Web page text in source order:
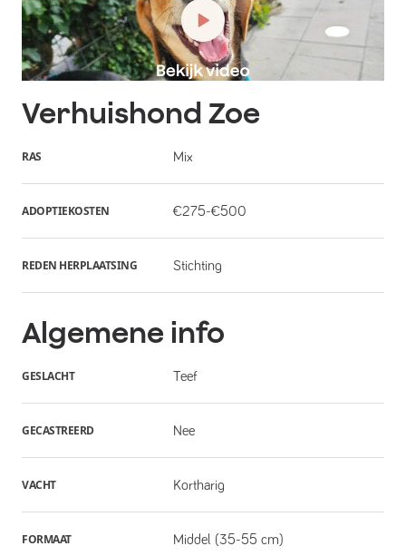
Verhuishond Zoe
RAS Mix
ADOPTIEKOSTEN €275-€500
REDEN HERPLAATSING Stichting
Algemene info
GESLACHT Teef
GECASTREERD Nee
VACHT Kortharig
FORMAAT Middel (35-55 cm)